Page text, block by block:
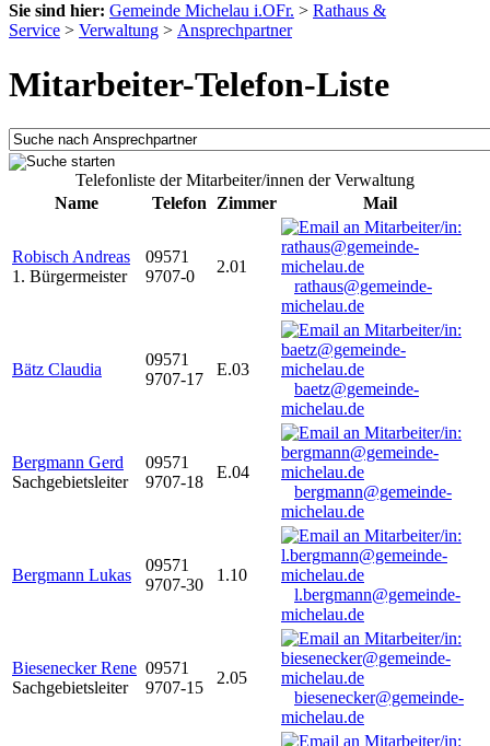
Sie sind hier: Gemeinde Michelau i.OFr. > Rathaus &
Service > Verwaltung > Ansprechpartner
Mitarbeiter-Telefon-Liste
Telefonliste der Mitarbeiter/innen der Verwaltung
Name
Telefon Zimmer Mail
Robisch Andreas
1. Bürgermeister
09571
9707-0
2.01
rathaus@gemeinde-
michelau.de
Bätz Claudia
09571
9707-17
E.03
baetz@gemeinde-
michelau.de
Bergmann Gerd
Sachgebietsleiter
09571
9707-18
E.04
bergmann@gemeinde-
michelau.de
Bergmann Lukas
09571
9707-30
1.10
l.bergmann@gemeinde-
michelau.de
Biesenecker Rene
Sachgebietsleiter
09571
9707-15
2.05
biesenecker@gemeinde-
michelau.de